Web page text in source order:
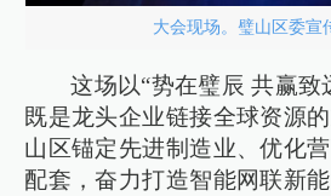
大会现场。璧山区委宣
这场以“势在璧辰 共赢致
既是龙头企业链接全球资源
山区锚定先进制造业、优化
配套，奋力打造智能网联新